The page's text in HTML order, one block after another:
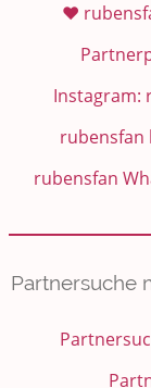
❤️
Instagram:
rubensfan
rubensfan
Partnersuche